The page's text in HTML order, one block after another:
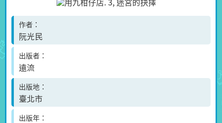
作者
阮光民
出版者
遠流
出版地
臺北市
出版年